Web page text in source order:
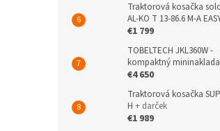
Traktorová kosačka
AL-KO T 13-86.6 M-A
€1 799
TOBELTECH JKL360W -
kompaktný
€4 650
Traktorová kosačka
H + darček
€1 989